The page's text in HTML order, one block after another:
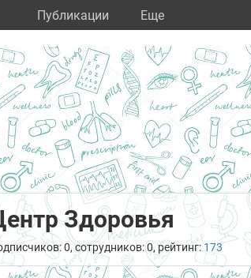
Публикации Eще
Здоровья
0, сотрудников: 0, рейтинг: 173